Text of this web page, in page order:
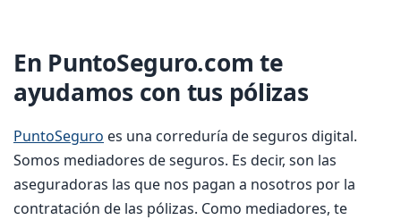
En PuntoSeguro.com te
ayudamos con tus pólizas
PuntoSeguro es una correduría de seguros digital.
Somos mediadores de seguros. Es decir, son las
aseguradoras las que nos pagan a nosotros por la
contratación de las pólizas. Como mediadores, te